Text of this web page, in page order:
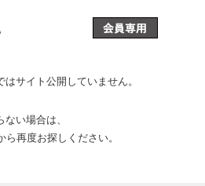
サイト公開していません。
い場合は、
再度お探しください。